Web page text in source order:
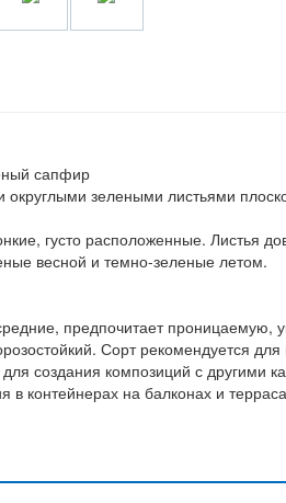
сапфир
округлыми зелеными листьями
густо расположенные. Листья
весной и темно-зеленые летом.
предпочитает проницаемую,
Сорт рекомендуется
создания композиций с другими
в контейнерах на балконах и